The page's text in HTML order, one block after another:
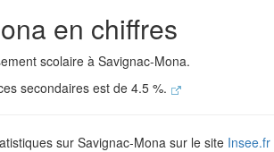
en chiffres
scolaire à Savignac-Mona.
secondaires est de 4.5 %.
sur Savignac-Mona sur le site Insee.fr